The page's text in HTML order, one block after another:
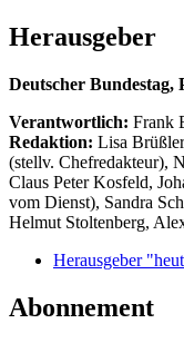
Herausgeber
Deutscher Bundestag,
Verantwortlich: Frank
Redaktion: Lisa
(stellv. Chefredakteur),
Claus Peter Kosfeld,
vom Dienst), Sandra
Helmut Stoltenberg,
Herausgeber
Abonnement